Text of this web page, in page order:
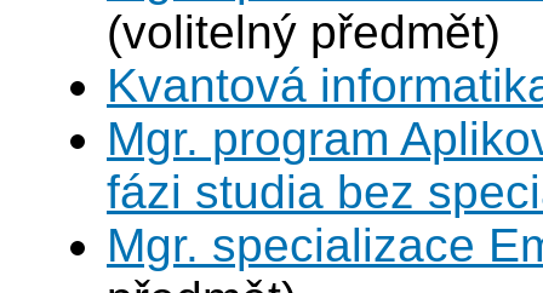
(volitelný předmět)
Kvantová
Mgr. program
fázi studia bez
Mgr. specializace